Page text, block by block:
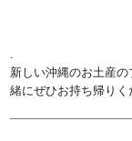
新しい沖縄のお土産
緒にぜひお持ち帰りく